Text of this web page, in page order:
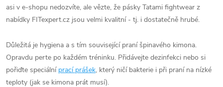
asi v e-shopu nedozvíte, ale vězte, že pásky Tatami fightwear z
nabídky FITexpert.cz jsou velmi kvalitní - tj. i dostatečně hrubé.
Důležitá je hygiena a s tím související praní špinavého kimona.
Opravdu perte po každém tréninku. Přidávejte dezinfekci nebo si
pořiďte speciální prací prášek, který ničí bakterie i při praní na nízké
teploty (jak se kimona prát musí).